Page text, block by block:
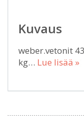
Kuvaus
weber.vetonit
kg… Lue lisää »